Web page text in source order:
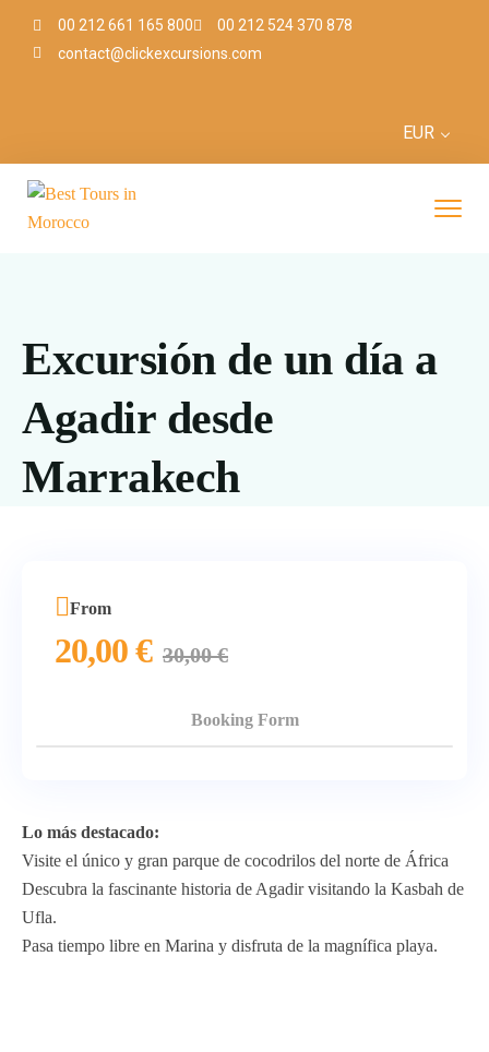
00 212 661 165 800
00 212 524 370 878
contact@clickexcursions.com
EUR
Excursión de un día a
Agadir desde
Marrakech
Lo más destacado:
Visite el único y gran parque de cocodrilos del norte de África
Descubra la fascinante historia de Agadir visitando la Kasbah de
Ufla.
Pasa tiempo libre en Marina y disfruta de la magnífica playa.
From
20,00€ 30,00€
Booking Form